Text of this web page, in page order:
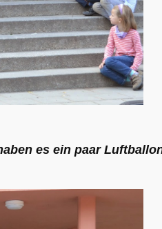
es ein paar